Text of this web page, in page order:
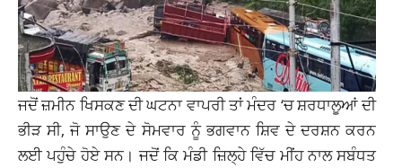
ਜਦੋਂ ਜ਼ਮੀਨ ਖਿਸਕਣ ਦੀ ਘਟਨਾ ਵਾਪਰੀ ਤਾਂ ਮੰਦਰ ‘ਚ ਸ਼ਰਧਾਲੂਆਂ ਦੀ
ਭੀੜ ਸੀ, ਜੋ ਸਾਉਣ ਦੇ ਸੋਮਵਾਰ ਨੂੰ ਭਗਵਾਨ ਸ਼ਿਵ ਦੇ ਦਰਸ਼ਨ ਕਰਨ
ਲਈ ਪਹੁੰਚੇ ਹੋਏ ਸਨ। ਜਦੋਂ ਕਿ ਮੰਡੀ ਜ਼ਿਲ੍ਹੇ ਵਿੱਚ ਮੀਂਹ ਨਾਲ ਸਬੰਧਤ